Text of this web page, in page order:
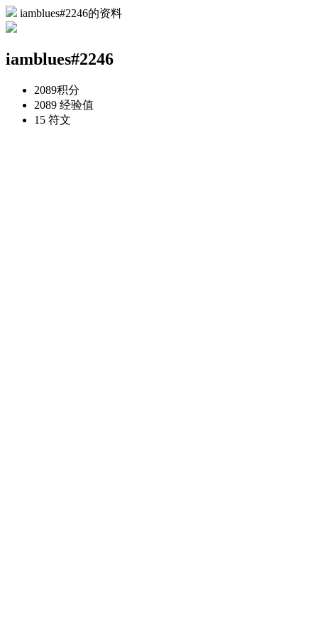
iamblues#2246的资料
iamblues#2246
2089积分
2089 经验值
15 符文